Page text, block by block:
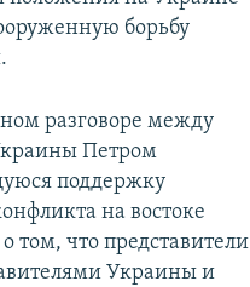
борьбу
разговоре между
Петром
поддержку
на востоке
что представители
Украины и